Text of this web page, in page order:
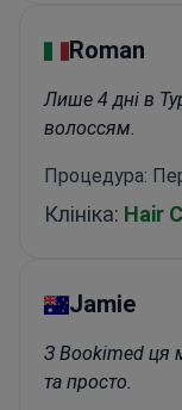
Roman
Лише 4 дні в
волоссям.
Процедура:
Клініка: Hair
Jamie
З Bookimed ця
та просто.